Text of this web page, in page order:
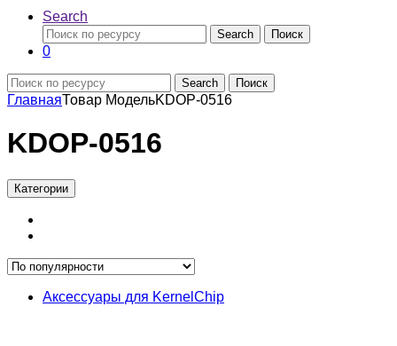
Search
Search Поиск
0
Search Поиск
ГлавнаяТовар МодельKDOP-0516
KDOP-0516
Категории
Аксессуары для KernelChip